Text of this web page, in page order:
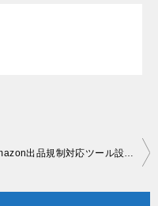
Amazon出品規制対応ツール設定初公開